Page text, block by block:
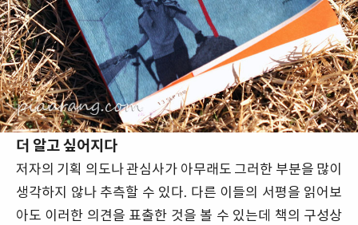
더 알고 싶어지다
저자의 기획 의도나 관심사가 아무래도 그러한 부분을 많이
생각하지 않나 추측할 수 있다. 다른 이들의 서평을 읽어보
아도 이러한 의견을 표출한 것을 볼 수 있는데 책의 구성상